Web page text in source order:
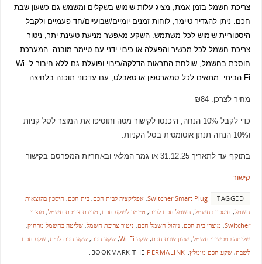
צריכת חשמל בזמן אמת, מציג עלות שימוש בשקלים ומשמש גם כשעון שבת
חכם. ניתן להגדיר טיימר, לוחות זמנים יומיים/שבועיים/חד-פעמיים ולקבל
היסטוריית שימוש לכל משתמש. השקע מאפשר מניעת טעינת יתר, ניטור
צריכת חשמל לכל מכשיר והפעלה או כיבוי ידני עם טיימר מובנה. המערכת
חוסכת בחשמל, שולחת התראות הדלקה/כיבוי ופועלת גם ללא חיבור ל-Wi-
Fi הביתי. מתאים לכל סמארטפון או טאבלט, עם עדכוני תוכנה בלחיצה.
מחיר לצרכן: ₪84
כדי לקבל 10% הנחה, היכנסו לקישור מטה ותוסיפו את המוצר לסל קניות
ו10% הנחה תנתן אוטומטית בסל הקניות.
בתוקף עד לתאריך 31.12.25 או גמר המלאי ובאחריות המפרסם בקישור
קישור
TAGGED
Switcher Smart Plug
, אפליקציה לבית חכם, בית חכם, חיסכון בהוצאות
חשמל, חיסכון בחשמל, חשמל חכם לבית, טיימר לשקע חכם, מדידת צריכת חשמל, מוצרי
Switcher
, מוצרי בית חכם, ניהול חשמל חכם, ניטור צריכת חשמל, שליטה בחשמל מרחוק,
שליטה במכשירי חשמל, שעון שבת חכם, שקע Wi-Fi , שקע חכם, שקע חכם לבית, שקע חכם
לשבת, שקע חכם מומלץ.
PERMALINK
.